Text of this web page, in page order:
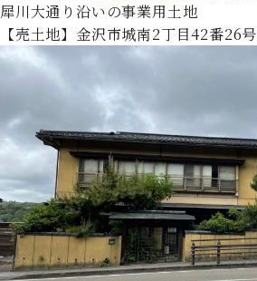
犀川大通り沿いの事業用土地
【売土地】金沢市城南2丁目42番26号